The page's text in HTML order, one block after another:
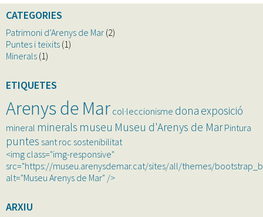
CATEGORIES
Patrimoni d’Arenys de Mar (2)
Puntes i teixits (1)
Minerals (1)
ETIQUETES
Arenys de Mar col·leccionisme dona exposició
mineral minerals museu Museu d'Arenys de Mar Pintura
puntes sant roc sostenibilitat
<img class="img-responsive"
src="https://museu.arenysdemar.cat/sites/all/themes/
alt="Museu Arenys de Mar" />
ARXIU